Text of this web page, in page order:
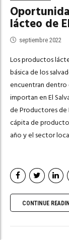
lácteo de
septiembre 2022
Los productos
básica de los
encuentran dentro
importan en El
de Productores de
cápita de
año y el sector
CONTINUE